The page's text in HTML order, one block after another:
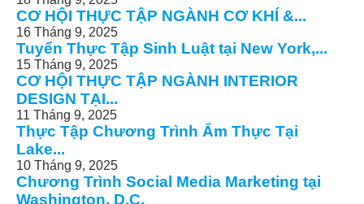
CƠ HỘI THỰC TẬP NGÀNH CƠ KHÍ &...
16 Tháng 9, 2025
Tuyển Thực Tập Sinh Luật tại New York,...
15 Tháng 9, 2025
CƠ HỘI THỰC TẬP NGÀNH INTERIOR
DESIGN TẠI...
11 Tháng 9, 2025
Thực Tập Chương Trình Ẩm Thực Tại
Lake...
10 Tháng 9, 2025
Chương Trình Social Media Marketing tại
Washington, D.C.